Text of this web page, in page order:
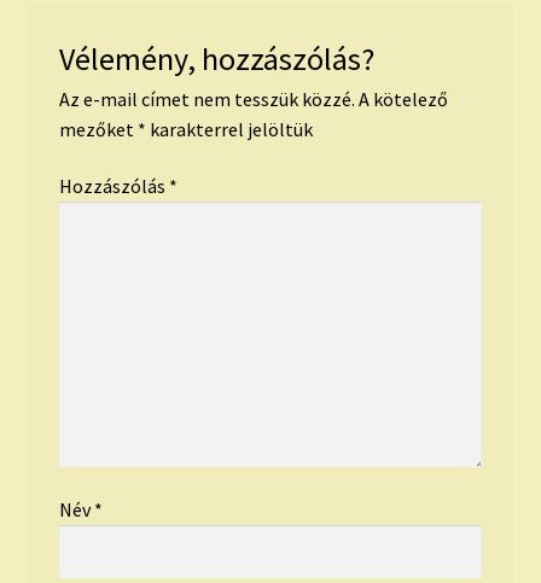
Vélemény, hozzászólás?
Az e-mail címet nem tesszük közzé. A kötelező
mezőket * karakterrel jelöltük
Hozzászólás *
Név*